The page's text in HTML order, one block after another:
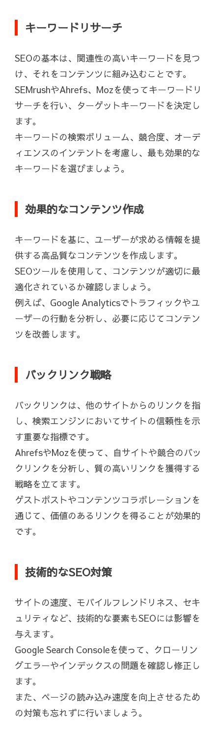
キーワードリサーチ
SEOの基本は、関連性の高いキーワードを見つ
け、それをコンテンツに組み込むことです。
SEMrushやAhrefs、Mozを使ってキーワードリ
サーチを行い、ターゲットキーワードを決定し
ます。
キーワードの検索ボリューム、競合度、オーデ
ィエンスのインテントを考慮し、最も効果的な
キーワードを選びましょう。
効果的なコンテンツ作成
キーワードを基に、ユーザーが求める情報を提
供する高品質なコンテンツを作成します。
SEOツールを使用して、コンテンツが適切に最
適化されているか確認しましょう。
例えば、Google Analyticsでトラフィックやユ
ーザーの行動を分析し、必要に応じてコンテン
ツを改善します。
バックリンク戦略
バックリンクは、他のサイトからのリンクを指
し、検索エンジンにおいてサイトの信頼性を示
す重要な指標です。
AhrefsやMozを使って、自サイトや競合のバッ
クリンクを分析し、質の高いリンクを獲得する
戦略を立てます。
ゲストポストやコンテンツコラボレーションを
通じて、価値のあるリンクを得ることが効果的
です。
技術的なSEO対策
サイトの速度、モバイルフレンドリネス、セキ
ュリティなど、技術的な要素もSEOには影響を
与えます。
Google Search Consoleを使って、クローリン
グエラーやインデックスの問題を確認し修正し
ます。
また、ページの読み込み速度を向上させるため
の対策も忘れずに行いましょう。